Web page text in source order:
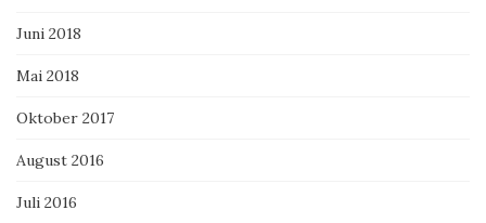
Juni 2018
Mai 2018
Oktober 2017
August 2016
Juli 2016